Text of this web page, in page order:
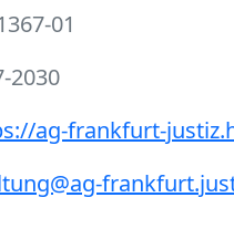
01
2030
ag-frankfurt-